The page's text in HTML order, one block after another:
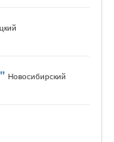
Новосибирский